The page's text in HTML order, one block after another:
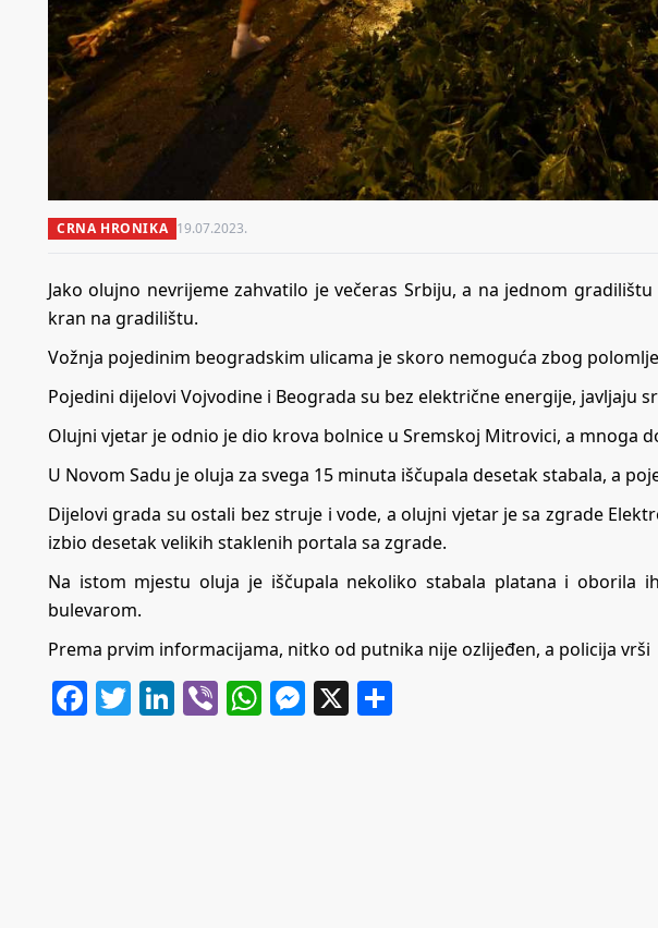
CRNA HRONIKA 19.07.2023.
Jako olujno nevrijeme zahvatilo je večeras Srbiju, a na jednom
kran na gradilištu.
Vožnja pojedinim beogradskim ulicama je skoro nemoguća zbog
Pojedini dijelovi Vojvodine i Beograda su bez električne energije, javljaju
Olujni vjetar je odnio je dio krova bolnice u Sremskoj Mitrovici, a mnoga
U Novom Sadu je oluja za svega 15 minuta iščupala desetak stabala, a
Dijelovi grada su ostali bez struje i vode, a olujni vjetar je sa zgrade
izbio desetak velikih staklenih portala sa zgrade.
Na istom mjestu oluja je iščupala nekoliko stabala platana i oborila
bulevarom.
Prema prvim informacijama, nitko od putnika nije ozlijeđen, a policija vrši
Facebook
Twitter
LinkedIn
ViberWhatsApp
Messenger
X